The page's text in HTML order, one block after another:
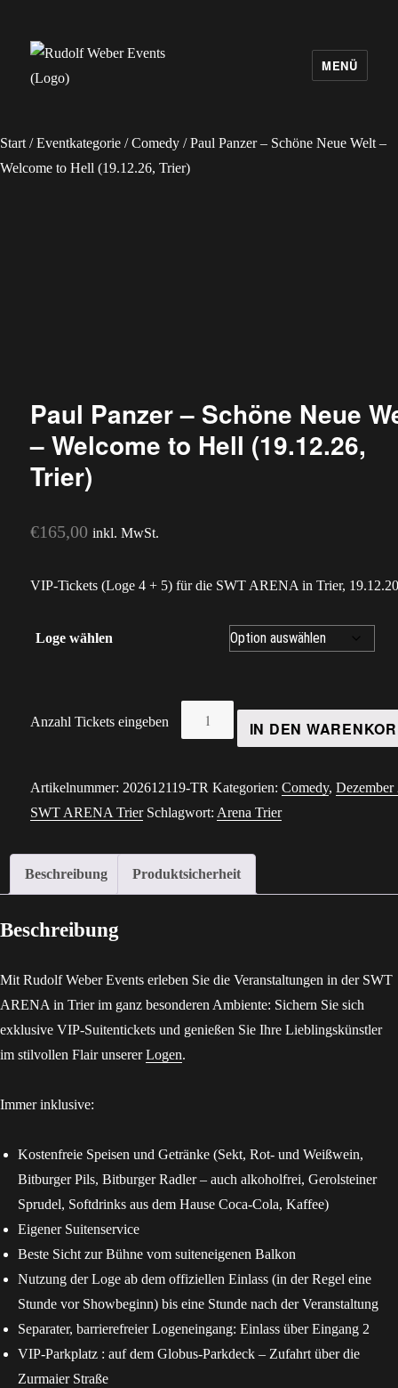
MENÜ
Start /Eventkategorie /Comedy / Paul Panzer – Schöne Neue Welt –
Welcome to Hell (19.12.26, Trier)
Paul Panzer – Schöne Neue
– Welcome to Hell (19.12.26,
Trier)
€165,00 inkl. MwSt.
VIP-Tickets (Loge 4 + 5) für die SWT ARENA in Trier,
Loge wählen
Anzahl Tickets eingeben
Panzer
Schöne
Neue
Trier)
Menge
IN DEN
Artikelnummer: 202612119-TR Kategorien:Comedy,Dezember
SWT ARENA Trier Schlagwort: Arena Trier
Beschreibung Produktsicherheit
Beschreibung
Mit Rudolf Weber Events erleben Sie die Veranstaltungen in der SWT
ARENA in Trier im ganz besonderen Ambiente: Sichern Sie sich
exklusive VIP-Suitentickets und genießen Sie Ihre Lieblingskünstler
im stilvollen Flair unsererLogen.
Immer inklusive:
Kostenfreie Speisen und Getränke (Sekt, Rot- und Weißwein,
Bitburger Pils, Bitburger Radler – auch alkoholfrei, Gerolsteiner
Sprudel, Softdrinks aus dem Hause Coca-Cola, Kaffee)
Eigener Suitenservice
Beste Sicht zur Bühne vom suiteneigenen Balkon
Nutzung der Loge ab dem offiziellen Einlass (in der Regel eine
Stunde vor Showbeginn) bis eine Stunde nach der Veranstaltung
Separater, barrierefreier Logeneingang: Einlass über Eingang 2
VIP-Parkplatz : auf dem Globus-Parkdeck – Zufahrt über die
Zurmaier Straße